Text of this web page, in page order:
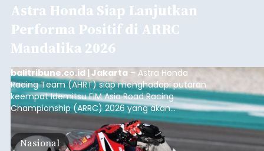
Astra Honda Siap Lanjutkan
Performa Positif di ARRC
Mandalika 2026
balitribune.co.id | Jakarta – Astra Honda
Racing Team (AHRT) siap menghadapi putaran
keempat Idemitsu FIM Asia Road Racing
Championship (ARRC) 2026 yang akan
berlangsung di Pertamina Mandalika
International Circuit, Lombok, Nusa Tenggara
Barat, pada 7–9 Agustus 2026.
Nasional